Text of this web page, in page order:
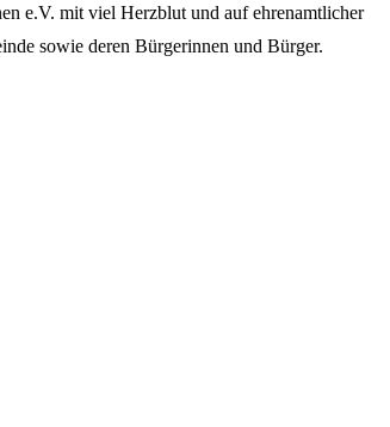
e.V. mit viel Herzblut und auf ehrenamtlicher
sowie deren Bürgerinnen und Bürger.